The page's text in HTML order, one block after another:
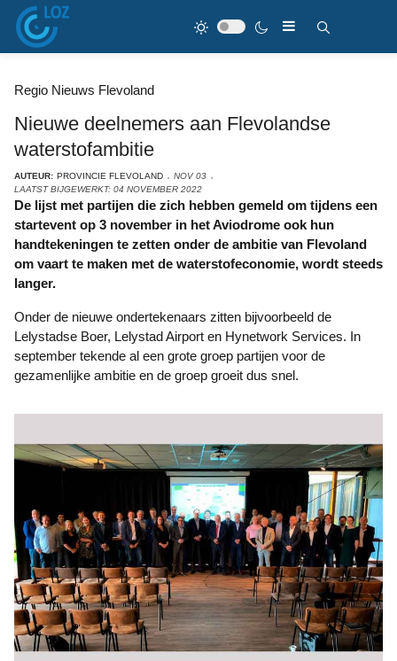
Regio Nieuws Flevoland
Nieuwe deelnemers aan Flevolandse
waterstofambitie
AUTEUR: PROVINCIE FLEVOLAND
NOV 03
LAATST BIJGEWERKT: 04 NOVEMBER 2022
De lijst met partijen die zich hebben gemeld om tijdens een
startevent op 3 november in het Aviodrome ook hun
handtekeningen te zetten onder de ambitie van Flevoland
om vaart te maken met de waterstofeconomie, wordt steeds
langer.
Onder de nieuwe ondertekenaars zitten bijvoorbeeld de
Lelystadse Boer, Lelystad Airport en Hynetwork Services. In
september tekende al een grote groep partijen voor de
gezamenlijke ambitie en de groep groeit dus snel.